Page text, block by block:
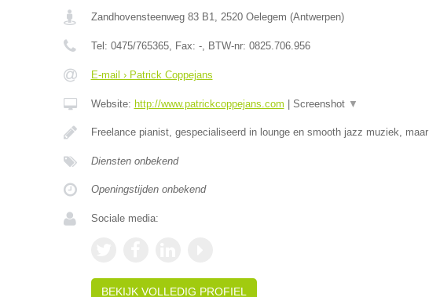
Zandhovensteenweg 83 B1, 2520 Oelegem (Antwerpen)
Tel: 0475/765365, Fax: -, BTW-nr: 0825.706.956
E-mail › Patrick Coppejans
Website: http://www.patrickcoppejans.com Screenshot ▼
Freelance pianist, gespecialiseerd in lounge en smooth jazz muziek, maar
Diensten onbekend
Openingstijden onbekend
Sociale media:
BEKIJK VOLLEDIG PROFIEL